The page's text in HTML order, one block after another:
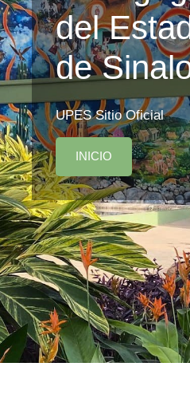
del
de
UPES Sitio Oficial
INICIO